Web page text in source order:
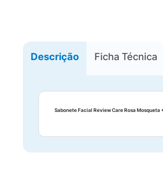
Descrição Ficha Técnica
Sabonete Facial Review Care Rosa